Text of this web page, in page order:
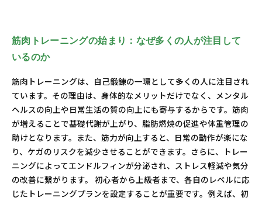
筋肉トレーニングと日常生活：実践することで得られ
るメリット
ランとは？
筋肉トレーニングの始まり：なぜ多くの人が注目して
いるのか
筋肉トレーニングは、自己鍛錬の一環として多くの人に注目され
ています。その理由は、身体的なメリットだけでなく、メンタル
ヘルスの向上や日常生活の質の向上にも寄与するからです。筋肉
が増えることで基礎代謝が上がり、脂肪燃焼の促進や体重管理の
助けとなります。また、筋力が向上すると、日常の動作が楽にな
り、ケガのリスクを減少させることができます。さらに、トレー
ニングによってエンドルフィンが分泌され、ストレス軽減や気分
の改善に繋がります。 初心者から上級者まで、各自のレベルに応
じたトレーニングプランを設定することが重要です。例えば、初